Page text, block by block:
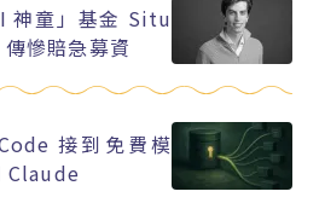
神童」基金 Situ
慘賠急募資
接到免費模
Claude